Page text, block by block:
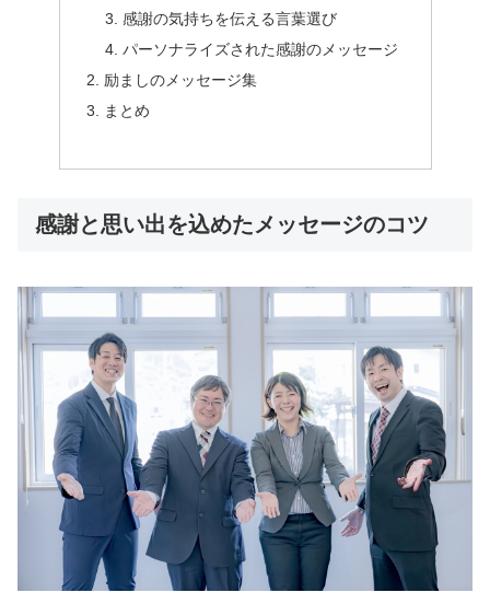
感謝の気持ちを伝える言葉選び
パーソナライズされた感謝のメッセージ
励ましのメッセージ集
まとめ
感謝と思い出を込めたメッセージのコツ